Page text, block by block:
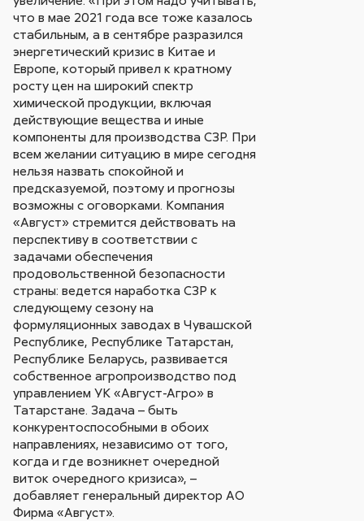
что в мае 2021 года все тоже казалось
стабильным, а в сентябре разразился
энергетический кризис в Китае и
Европе, который привел к кратному
росту цен на широкий спектр
химической продукции, включая
действующие вещества и иные
компоненты для производства СЗР. При
всем желании ситуацию в мире сегодня
нельзя назвать спокойной и
предсказуемой, поэтому и прогнозы
возможны с оговорками. Компания
«Август» стремится действовать на
перспективу в соответствии с
задачами обеспечения
продовольственной безопасности
страны: ведется наработка СЗР к
следующему сезону на
формуляционных заводах в Чувашской
Республике, Республике Татарстан,
Республике Беларусь, развивается
собственное агропроизводство под
управлением УК «Август-Агро» в
Татарстане. Задача – быть
конкурентоспособными в обоих
направлениях, независимо от того,
когда и где возникнет очередной
виток очередного кризиса», –
добавляет генеральный директор АО
Фирма «Август».